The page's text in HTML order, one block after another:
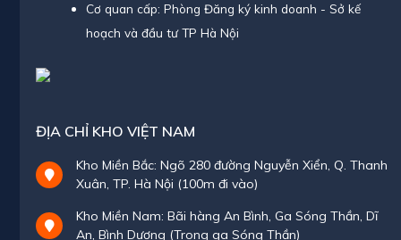
Cơ quan cấp: Phòng Đăng ký kinh doanh - Sở kế
hoạch và đầu tư TP Hà Nội
ĐỊA CHỈ KHO VIỆT NAM
Kho Miền Bắc: Ngõ 280 đường Nguyễn Xiển, Q. Thanh
Xuân, TP. Hà Nội (100m đi vào)
Kho Miền Nam: Bãi hàng An Bình, Ga Sóng Thần, Dĩ
An, Bình Dương (Trong ga Sóng Thần)